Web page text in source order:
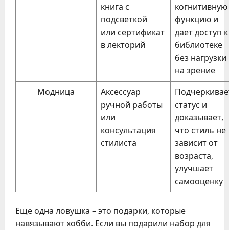
книга с
подсветкой
или сертификат
в лекторий
когнитивную
функцию и
дает доступ к
библиотеке
без нагрузки
на зрение
Модница
Аксессуар
ручной работы
или
консультация
стилиста
статус и
доказывает,
что стиль не
зависит от
возраста,
улучшает
самооценку
Еще одна ловушка – это подарки, которые
навязывают хобби. Если вы подарили набор для